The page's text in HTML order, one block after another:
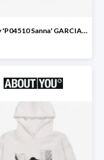
Jeansy 'P04510 Sanna' GARCIA -69%